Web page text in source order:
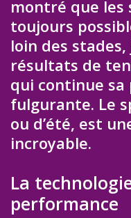
montré que les
toujours
loin des
résultats de
qui continue sa
fulgurante. Le
ou d’été, est
incroyable.
La
performance